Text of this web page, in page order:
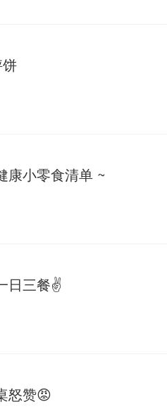
饼
康小零食清单 ~
日三餐✌️
怒赞😡